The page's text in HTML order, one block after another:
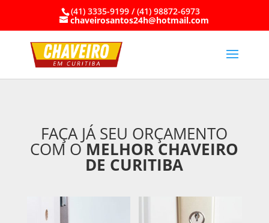
(41) 3335-9199 / (41) 98872-6973
chaveirosantos24h@hotmail.com
FAÇA JÁ SEU ORÇAMENTO
COM OMELHOR CHAVEIRO
DE CURITIBA